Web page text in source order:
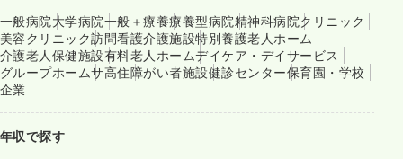
一般病院大学病院一般＋療養療養型病院精神科病院クリニック
美容クリニック訪問看護介護施設特別養護老人ホーム
介護老人保健施設有料老人ホームデイケア・デイサービス
グループホームサ高住障がい者施設健診センター保育園・学校
企業
年収で探す